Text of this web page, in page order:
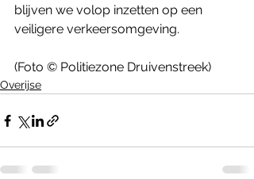
blijven we volop inzetten op een
veiligere verkeersomgeving.
(Foto © Politiezone Druivenstreek)
Overijse